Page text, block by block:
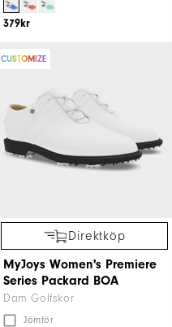
379kr
CUSTOMIZE
Direktköp
MyJoys Women's Premiere
Series Packard BOA
Dam Golfskor
Jömför